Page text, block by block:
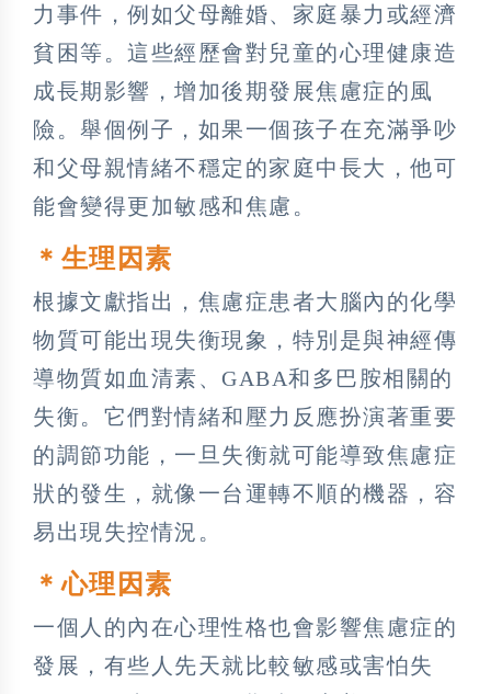
力事件，例如父母離婚、家庭暴力或經濟
貧困等。這些經歷會對兒童的心理健康造
成長期影響，增加後期發展焦慮症的風
險。舉個例子，如果一個孩子在充滿爭吵
和父母親情緒不穩定的家庭中長大，他可
能會變得更加敏感和焦慮。
＊生理因素
根據文獻指出，焦慮症患者大腦內的化學
物質可能出現失衡現象，特別是與神經傳
導物質如血清素、GABA和多巴胺相關的
失衡。它們對情緒和壓力反應扮演著重要
的調節功能，一旦失衡就可能導致焦慮症
狀的發生，就像一台運轉不順的機器，容
易出現失控情況。
＊心理因素
一個人的內在心理性格也會影響焦慮症的
發展，有些人先天就比較敏感或害怕失